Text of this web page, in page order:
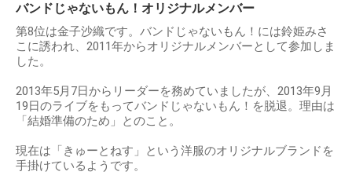
バンドじゃないもん！オリジナルメンバー
第8位は金子沙織です。バンドじゃないもん！には鈴姫みさ
こに誘われ、2011年からオリジナルメンバーとして参加しま
した。
2013年5月7日からリーダーを務めていましたが、2013年9月
19日のライブをもってバンドじゃないもん！を脱退。理由は
「結婚準備のため」とのこと。
現在は「きゅーとねす」という洋服のオリジナルブランドを
手掛けているようです。